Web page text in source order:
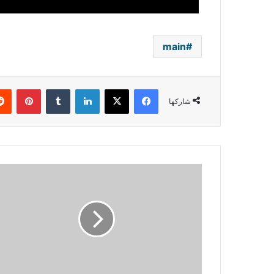
main
شاركها
فيسبوك ‫X لينكدإن